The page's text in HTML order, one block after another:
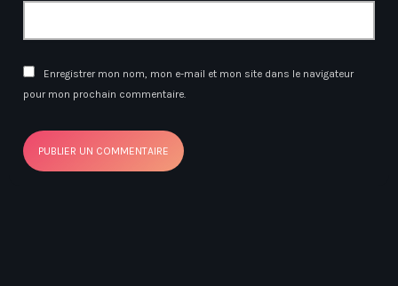
Enregistrer mon nom, mon e-mail et mon site dans le navigateur
pour mon prochain commentaire.